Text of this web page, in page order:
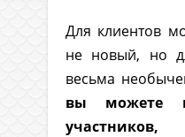
Для клиентов
не новый, но
весьма
вы можете